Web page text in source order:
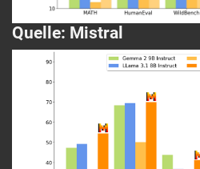
Quelle: Mistral